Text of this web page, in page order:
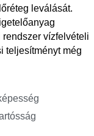
leválását.
vízfelvételi
teljesítményt még